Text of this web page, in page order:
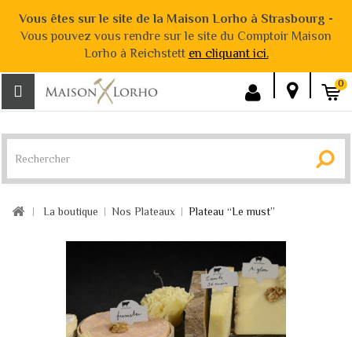
Vous êtes sur le site de la Maison Lorho à Strasbourg -
Vous pouvez vous rendre sur le site du Comptoir Maison
Lorho à Reichstett en cliquant ici.
0
La boutique Nos Plateaux Plateau “Le must”